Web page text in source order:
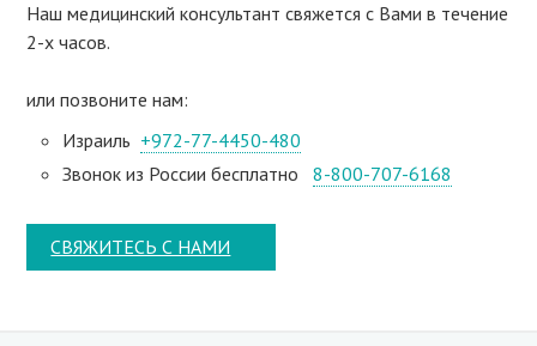
Наш медицинский консультант свяжeтся с Вами в течение
2-х часов.
или позвоните нам:
Израиль +972-77-4450-480
Звонок из России бесплатно8-800-707-6168
СВЯЖИТЕСЬ С НАМИ